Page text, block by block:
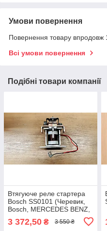
Умови повернення
Повернення товару впродовж
Всі умови повернення
Подібні товари компанії
Втягуюче реле стартера
Bosch SS0101 (Черевик,
Bosch, MERCEDES BENZ,
3 372,50 ₴ 3 550 ₴